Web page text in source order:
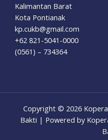
Kalimantan Barat
Kota Pontianak
kp.cukb@gmail.com
+62 821-5041-0000
(0561) – 734364
Copyright © 2026
Bakti | Powered by